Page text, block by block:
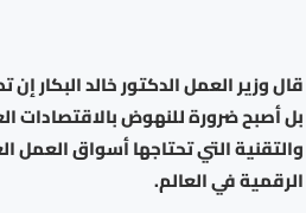
قال وزير العمل الدكتور خالد البكار
بل أصبح ضرورة للنهوض بالاقتصادات
والتقنية التي تحتاجها أسواق العمل
الرقمية في العالم.